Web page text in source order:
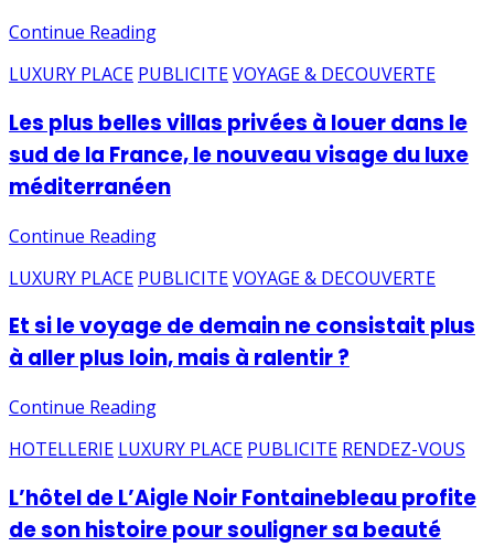
Continue Reading
LUXURY PLACE PUBLICITEVOYAGE & DECOUVERTE
Les plus belles villas privées à louer dans le
sud de la France, le nouveau visage du luxe
méditerranéen
Continue Reading
LUXURY PLACE PUBLICITEVOYAGE & DECOUVERTE
Et si le voyage de demain ne consistait plus
à aller plus loin, mais à ralentir ?
Continue Reading
HOTELLERIE LUXURY PLACE PUBLICITE RENDEZ-VOUS
L’hôtel de L’Aigle Noir Fontainebleau profite
de son histoire pour souligner sa beauté